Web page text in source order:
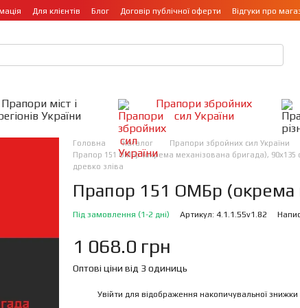
Для клієнтів Блог Договір публічної оферти Відгуки про
Прапори міст і
України
Прапори збройних
сил України
Головна Каталог Прапори збройних сил України
Прапор 151 ОМБр (окрема механізована бригада), 90х135
древко зліва
Прапор 151 ОМБр (окрема
Під замовлення (1-2 дні) Артикул: 4.1.1.55v1.82
1 068.0 грн
Оптові ціни від 3 одиниць
Увійти для відображення накопичувальної знижки